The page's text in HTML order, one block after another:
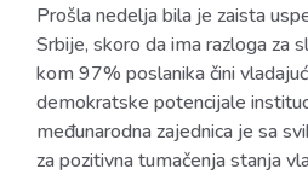
Prošla nedelja bila je zaista
Srbije, skoro da ima razloga za
kom 97% poslanika čini
demokratske potencijale
međunarodna zajednica je sa
za pozitivna tumačenja stanja